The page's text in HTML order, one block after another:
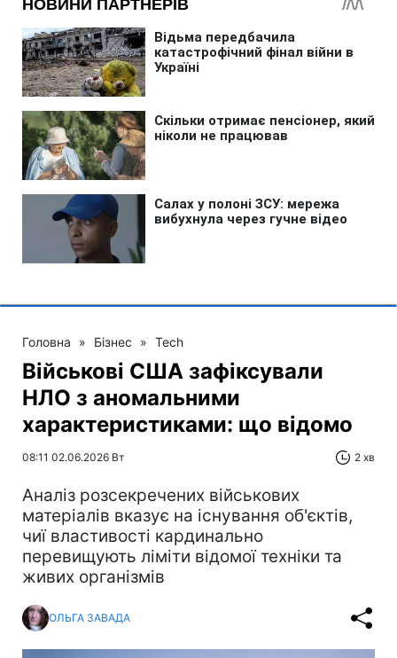
Головна » Бізнес » Tech
Військові США зафіксували
НЛО з аномальними
характеристиками: що відомо
08:11 02.06.2026 Вт 2 хв
Аналіз розсекречених військових
матеріалів вказує на існування об'єктів,
чиї властивості кардинально
перевищують ліміти відомої техніки та
живих організмів
ОЛЬГА ЗАВАДА